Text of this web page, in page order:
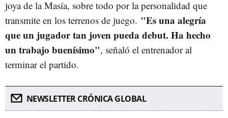
joya de la Masía, sobre todo por la personalidad que
transmite en los terrenos de juego. "Es una alegría
que un jugador tan joven pueda debut. Ha hecho
un trabajo buenísimo", señaló el entrenador al
terminar el partido.
NEWSLETTER CRÓNICA GLOBAL